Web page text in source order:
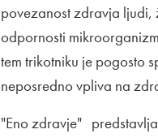
povezanost zdravja ljudi,
odpornosti
tem trikotniku je pogosto
neposredno vpliva na
"Eno zdravje"